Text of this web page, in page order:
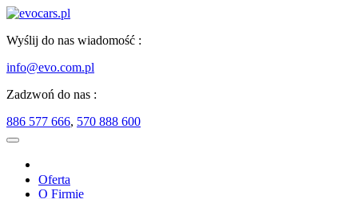
Wyślij do nas wiadomość :
info@evo.com.pl
Zadzwoń do nas :
886 577 666, 570 888 600
Oferta
O Firmie